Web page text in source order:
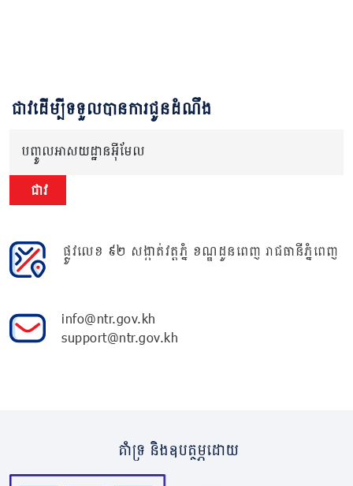
ជាវដើម្បីទទួលបានការជូនដំណឹង
បញ្ចូលអាសយដ្ឋានអ៊ីមែល
ជាវ
ផ្លូវលេខ ៩២ សង្កាត់វត្តភ្នំ ខណ្ឌដូនពេញ រាជធានីភ្នំពេញ
info@ntr.gov.kh
support@ntr.gov.kh
គាំទ្រ និងឧបត្ថម្ភដោយ